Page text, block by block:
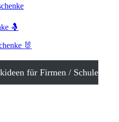
🤱
🐰
für Firmen / Schule